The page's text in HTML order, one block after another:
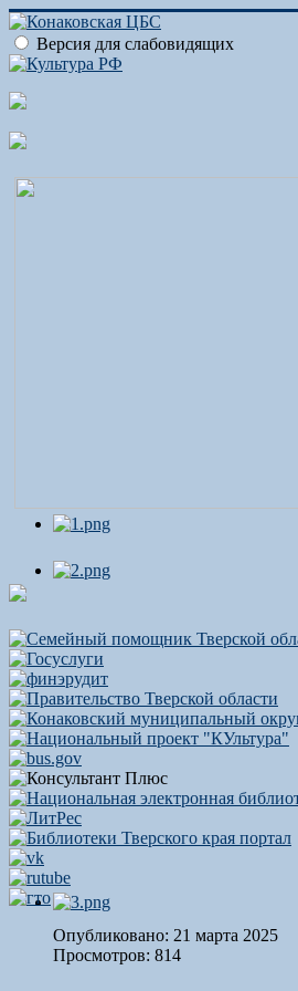
Версия для слабовидящих
Опубликовано: 21 марта 2025
Просмотров: 814